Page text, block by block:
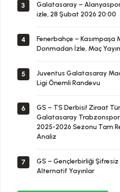
3
Galatasaray –
izle, 28 Şubat 2026 20:00
4
Fenerbahçe – Kasımpaşa
Donmadan İzle, Maç
5
Juventus Galatasaray
Ligi Önemli Randevu
6
GS – TS Derbisi! Ziraat
Galatasaray Trabzonspor
2025-2026 Sezonu Tam
Analiz
7
GS – Gençlerbirliği
Alternatif Yayınlar